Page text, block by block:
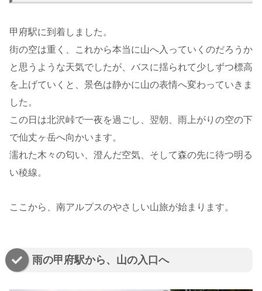
甲府駅に到着しました。
街の空は重く、これから本当に山へ入っていくのだろうか
と思うような天気でしたが、バスに揺られて少しずつ標高
を上げていくと、景色は静かに山の表情へ変わっていきま
した。
この日は北沢峠で一夜を過ごし、翌朝、雨上がりの空の下
で仙丈ヶ岳へ向かいます。
濡れた木々の匂い、澄んだ空気、そして森の先に待つ明る
い稜線。
ここから、南アルプスのやさしい山旅が始まります。
雨の甲府駅から、山の入口へ